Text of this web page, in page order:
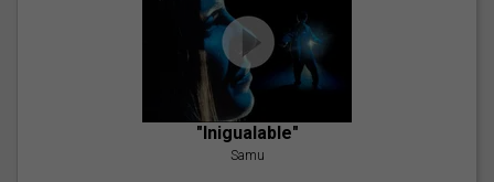
"Inigualable"
Samu